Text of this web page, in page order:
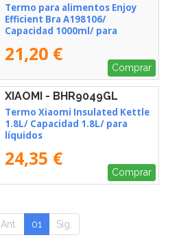
Termo para alimentos Enjoy
Efficient Bra A198106/
Capacidad 1000ml/ para
21,20 €
Comprar
XIAOMI - BHR9049GL
Termo Xiaomi Insulated Kettle
1.8L/ Capacidad 1.8L/ para
líquidos
24,35 €
Comprar
Ant. 01 Sig.